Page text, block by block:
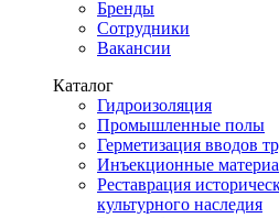
Бренды
Сотрудники
Вакансии
Каталог
Гидроизоляция
Промышленные полы
Герметизация вводов
Инъекционные
Реставрация
культурного наследия